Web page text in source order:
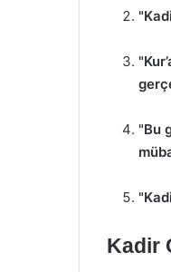
"Bu
Kadir